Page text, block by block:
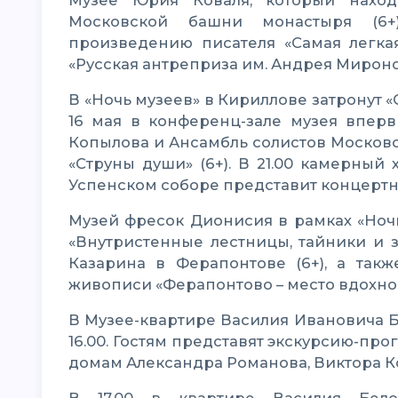
Московской башни монастыря
произведению писателя «Самая
«Русская антреприза им. Андрея
В «Ночь музеев» в Кириллове затронут «Струны души» и покажут «Стрелецкий сказ»
16 мая в конференц-зале музея
Копылова и Ансамбль солистов
«Струны души» (6+). В 21.00 камерный
Успенском соборе представит
Музей фресок Дионисия в рамках «Ночи музеев» предлагает посетить экскурсию
«Внутристенные лестницы, тайники и
Казарина в Ферапонтове (6+), а
живописи «Ферапонтово – место
В Музее-квартире Василия Ивановича Белова в Вологде «Ночь музеев» начнется в
16.00. Гостям представят экскурсию-
домам Александра Романова, Виктора